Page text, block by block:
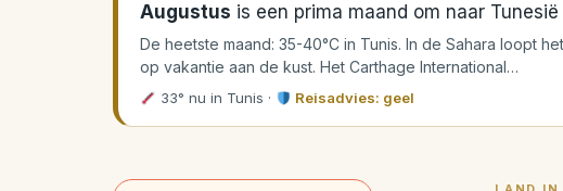
Augustus is een prima maand om naar
De heetste maand: 35-40°C in Tunis. In de Sahara loopt
op vakantie aan de kust. Het Carthage International…
33° nu in Tunis · Reisadvies: geel